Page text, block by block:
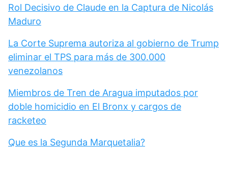
Rol Decisivo de Claude en la Captura de Nicolás
Maduro
La Corte Suprema autoriza al gobierno de Trump
eliminar el TPS para más de 300.000
venezolanos
Miembros de Tren de Aragua imputados por
doble homicidio en El Bronx y cargos de
racketeo
Que es la Segunda Marquetalia?